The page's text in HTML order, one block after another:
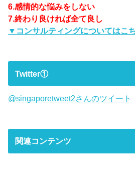
6.感情的な悩みをしない
7.終わり良ければ全て良し
▼コンサルティングについてはこ
Twitter①
@singaporetweet2さんのツイート
関連コンテンツ